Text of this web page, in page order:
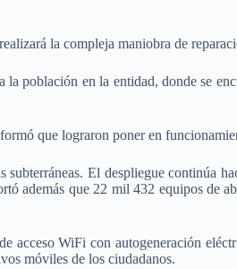
la compleja maniobra de
población en la entidad, donde se
que lograron poner en
El despliegue continúa
además que 22 mil 432 equipos de
WiFi con autogeneración
móviles de los ciudadanos.